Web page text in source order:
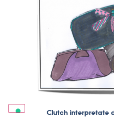
Clutch interpretate